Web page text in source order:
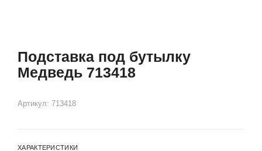
Подставка под бутылку
Медведь 713418
Артикул: 713418
ХАРАКТЕРИСТИКИ